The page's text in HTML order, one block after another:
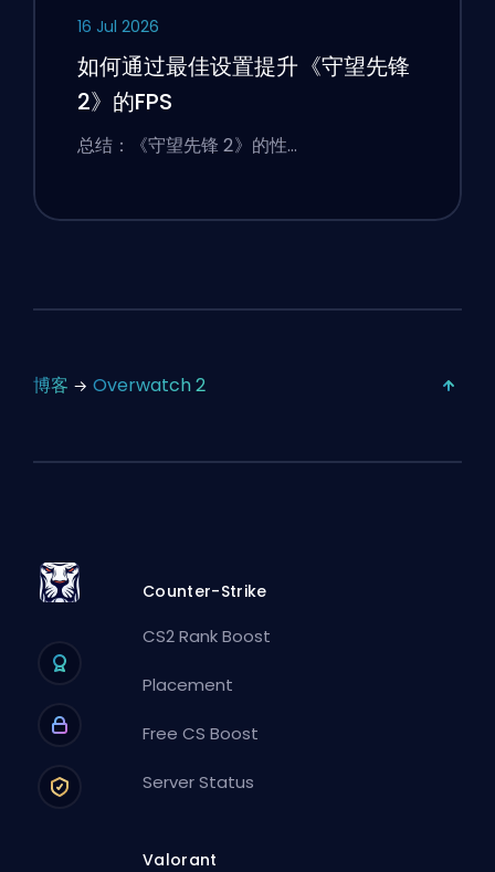
16 Jul 2026
如何通过最佳设置提升《守望先锋
2》的FPS
总结：《守望先锋 2》的性…
博客 Overwatch 2
Counter-Strike
CS2 Rank Boost
Placement
Free CS Boost
Server Status
Valorant